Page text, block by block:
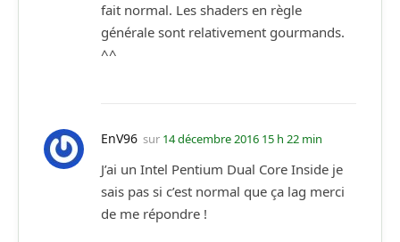
fait normal. Les shaders en règle
générale sont relativement gourmands.
^^
EnV96 sur 14 décembre 2016 15 h 22 min
J’ai un Intel Pentium Dual Core Inside je
sais pas si c’est normal que ça lag merci
de me répondre !